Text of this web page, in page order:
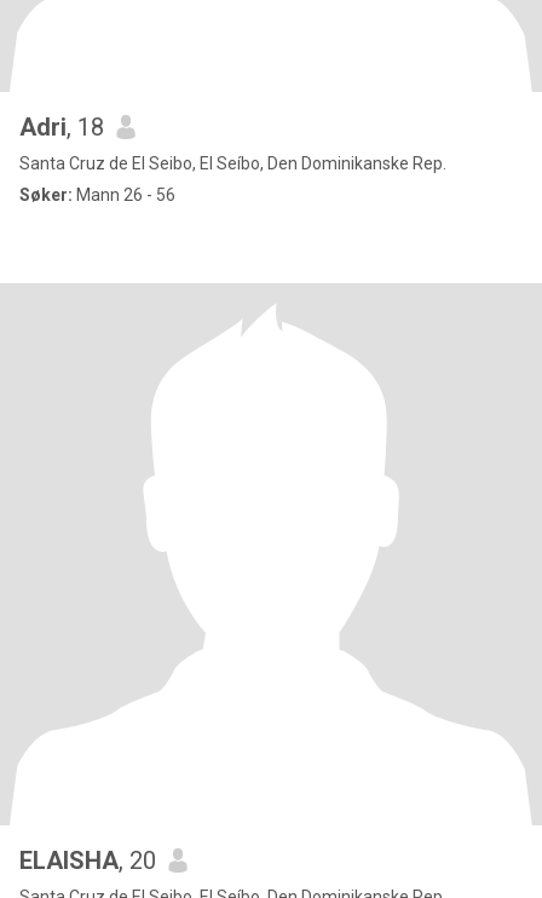
Adri, 18
Santa Cruz de El Seibo, El Seíbo, Den Dominikanske Rep.
Søker: Mann 26 - 56
ELAISHA, 20